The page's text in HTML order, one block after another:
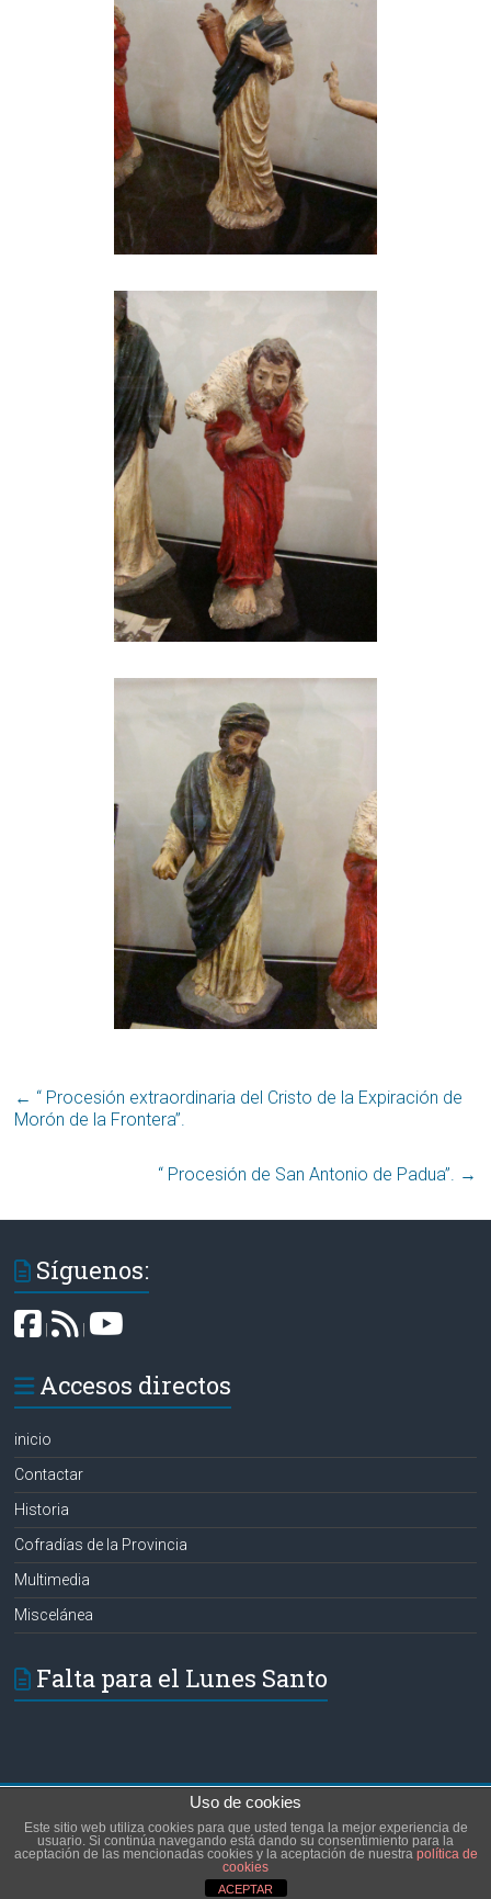
← “ Procesión extraordinaria del Cristo de la Expiración de
Morón de la Frontera”.
“ Procesión de San Antonio de Padua”. →
Síguenos:
|
Accesos directos
inicio
Contactar
Historia
Cofradías de la Provincia
Multimedia
Miscelánea
Falta para el Lunes Santo
Hermanos de las Aguas. Todos los derechos reservados.
Tema:Acceleratepor ThemeGrill. Funciona conWordPress.
inicio
Contactar Historia Cofradías de la Provincia
Multimedia
Miscelánea
Uso de cookies
Este sitio web utiliza cookies para que usted tenga la mejor experiencia de
usuario. Si continúa navegando está dando su consentimiento para la
aceptación de las mencionadas cookies y la aceptación de nuestra política de
cookies
ACEPTAR